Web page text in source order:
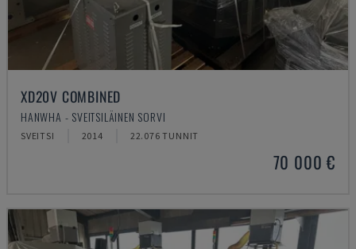
XD20V COMBINED
HANWHA - SVEITSILÄINEN SORVI
SVEITSI 2014 22.076 TUNNIT
70 000 €